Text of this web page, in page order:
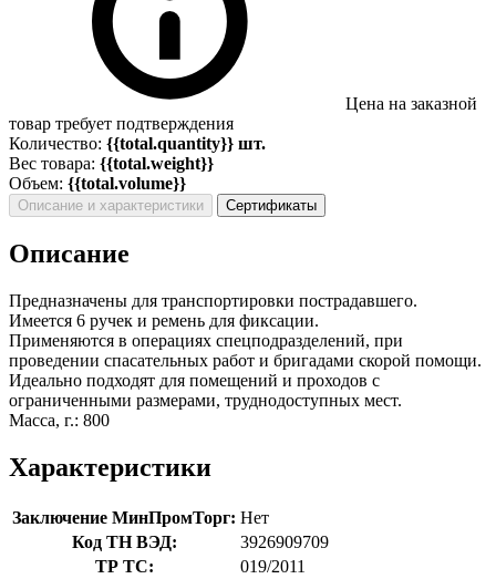
Цена на заказной
товар требует подтверждения
Количество: {{total.quantity}} шт.
Вес товара: {{total.weight}}
Объем: {{total.volume}}
Описание и характеристики Сертификаты
Описание
Предназначены для транспортировки пострадавшего.
Имеется 6 ручек и ремень для фиксации.
Применяются в операциях спецподразделений, при
проведении спасательных работ и бригадами скорой помощи.
Идеально подходят для помещений и проходов с
ограниченными размерами, труднодоступных мест.
Масса, г.: 800
Характеристики
Заключение МинПромТорг: Нет
Код ТН ВЭД:
3926909709
ТР ТС:
019/2011